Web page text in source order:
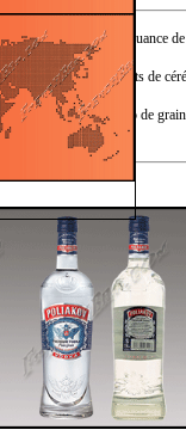
Grain neutre propre, nuance
Texture souple. Accents de
Persistance nette, écho de